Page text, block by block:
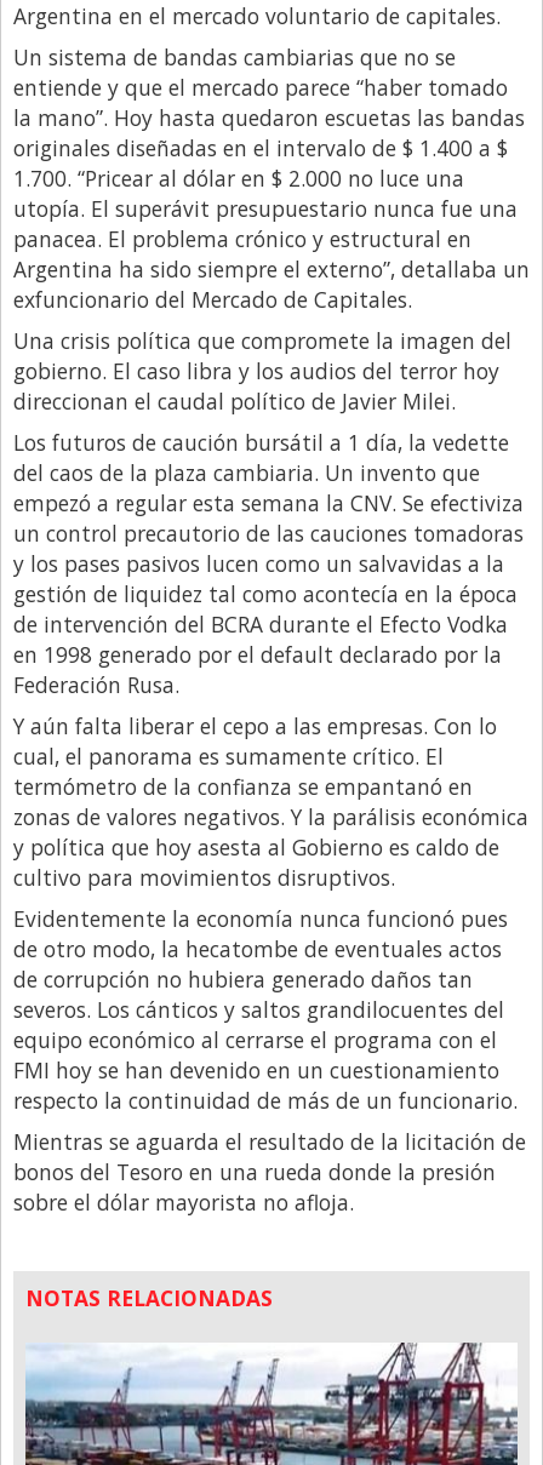
Argentina en el mercado voluntario de capitales.
Un sistema de bandas cambiarias que no se
entiende y que el mercado parece “haber tomado
la mano”. Hoy hasta quedaron escuetas las bandas
originales diseñadas en el intervalo de $ 1.400 a $
1.700. “Pricear al dólar en $ 2.000 no luce una
utopía. El superávit presupuestario nunca fue una
panacea. El problema crónico y estructural en
Argentina ha sido siempre el externo”, detallaba un
exfuncionario del Mercado de Capitales.
Una crisis política que compromete la imagen del
gobierno. El caso libra y los audios del terror hoy
direccionan el caudal político de Javier Milei.
Los futuros de caución bursátil a 1 día, la vedette
del caos de la plaza cambiaria. Un invento que
empezó a regular esta semana la CNV. Se efectiviza
un control precautorio de las cauciones tomadoras
y los pases pasivos lucen como un salvavidas a la
gestión de liquidez tal como acontecía en la época
de intervención del BCRA durante el Efecto Vodka
en 1998 generado por el default declarado por la
Federación Rusa.
Y aún falta liberar el cepo a las empresas. Con lo
cual, el panorama es sumamente crítico. El
termómetro de la confianza se empantanó en
zonas de valores negativos. Y la parálisis económica
y política que hoy asesta al Gobierno es caldo de
cultivo para movimientos disruptivos.
Evidentemente la economía nunca funcionó pues
de otro modo, la hecatombe de eventuales actos
de corrupción no hubiera generado daños tan
severos. Los cánticos y saltos grandilocuentes del
equipo económico al cerrarse el programa con el
FMI hoy se han devenido en un cuestionamiento
respecto la continuidad de más de un funcionario.
Mientras se aguarda el resultado de la licitación de
bonos del Tesoro en una rueda donde la presión
sobre el dólar mayorista no afloja.
NOTAS RELACIONADAS